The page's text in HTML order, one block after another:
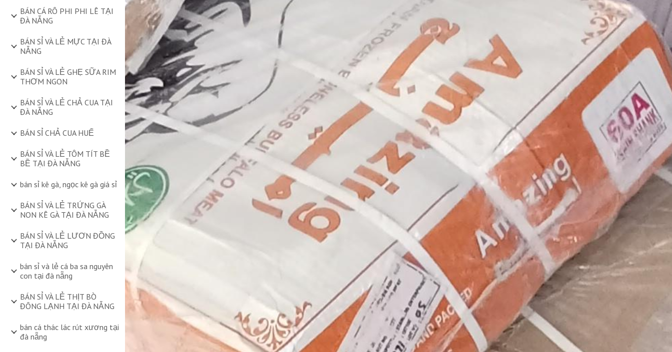
BÁN CÁ RÔ PHI PHI LÊ TẠI
ĐÀ NẴNG
BÁN SỈ VÀ LẺ MỰC TẠI ĐÀ
NẴNG
BÁN SỈ VÀ LẺ GHẸ SỮA RIM
THƠM NGON
BÁN SỈ VÀ LẺ CHẢ CUA TẠI
ĐÀ NẴNG
BÁN SỈ CHẢ CUA HUẾ
BÁN SỈ VÀ LẺ TÔM TÍT BỀ
BỀ TẠI ĐÀ NẴNG
bán sỉ kê gà, ngọc kê gà giá sỉ
BÁN SỈ VÀ LẺ TRỨNG GÀ
NON KÊ GÀ TẠI ĐÀ NẴNG
BÁN SỈ VÀ LẺ LƯƠN ĐỒNG
TẠI ĐÀ NẴNG
bán sỉ và lẻ cá ba sa nguyên
con tại đà nẵng
BÁN SỈ VÀ LẺ THỊT BÒ
ĐÔNG LẠNH TẠI ĐÀ NẴNG
bán cá thác lác rút xương tại
đà nẵng